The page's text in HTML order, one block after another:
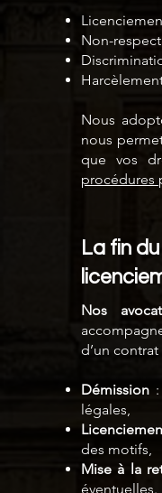
Non-
Nous
nous
que vos
procédures
La fin
Nos
d’un contrat
Démission
légales,
des motifs,
Mise à la
éventuelles.